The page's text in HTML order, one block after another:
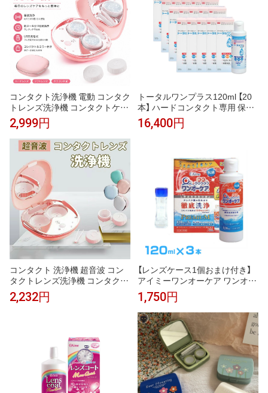
コンタクト洗浄機 電動 コンタク
トレンズ洗浄機 コンタクトケー
ス タンパク質除去 約3分高速洗
浄 ミラー付き USB充電 ハー
ド・ソフト・カラコン対応 携帯
用 旅行 出張
2,999円
トータルワンプラス120ml 【20
本】 ハードコンタクト専用 保存
洗浄 タンパク除去 潤い成分配合
メーカー正規品 安心の日本製 使
16,400円
コンタクト 洗浄機 超音波 コン
タクトレンズ洗浄機 コンタクト
自動洗浄 コンタクトレンズクリ
ーナー 携帯型 振動 電動 レンズ
2,232円
【レンズケース1個おまけ付き】
アイミーワンオーケア ワンオー
ケア 120ml×3(合計3本) 使用期
限2年前後 ハードコンタクト専
用 安心の国産
1,750円